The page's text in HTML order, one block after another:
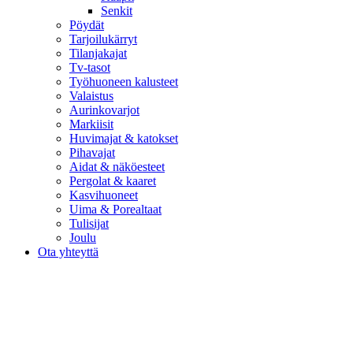
Senkit
Pöydät
Tarjoilukärryt
Tilanjakajat
Tv-tasot
Työhuoneen kalusteet
Valaistus
Aurinkovarjot
Markiisit
Huvimajat & katokset
Pihavajat
Aidat & näköesteet
Pergolat & kaaret
Kasvihuoneet
Uima & Porealtaat
Tulisijat
Joulu
Ota yhteyttä